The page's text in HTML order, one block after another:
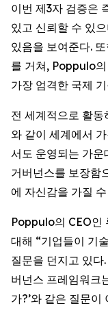
이번 제3자 검증은
있고 신뢰할 수 있
있음을 보여준다.
를 거쳐, Poppulo
가장 엄격한 국제
전 세계적으로 활동
와 같이 세계에서
서도 운영되는 가
거버넌스를 보장함
에 자신감을 가질
Poppulo의 CEO인
대해 “기업들이 기
질문을 던지고 있다
버넌스 프레임워크
가?’와 같은 질문이